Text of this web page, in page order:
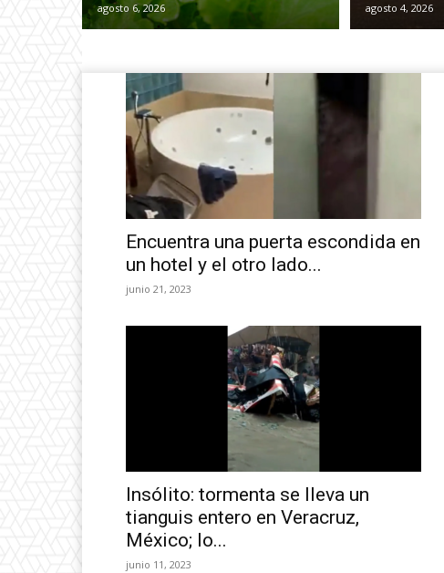
agosto 6, 2026 agosto 4, 2026
Encuentra una puerta escondida en
un hotel y el otro lado...
junio 21, 2023
Insólito: tormenta se lleva un
tianguis entero en Veracruz,
México; lo...
junio 11, 2023